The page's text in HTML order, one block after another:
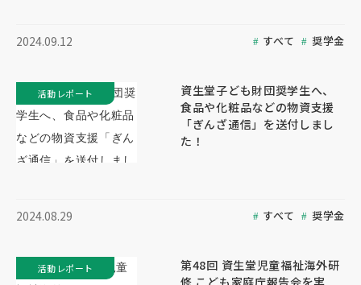
2024.09.12 すべて 奨学金
資生堂子ども財団奨学生へ、
食品や化粧品などの物資支援
「ぎんざ通信」を送付しまし
た！
2024.08.29 すべて 奨学金
活動レポート
第48回 資生堂児童福祉海外研
修 こども家庭庁報告会を実
活動レポート